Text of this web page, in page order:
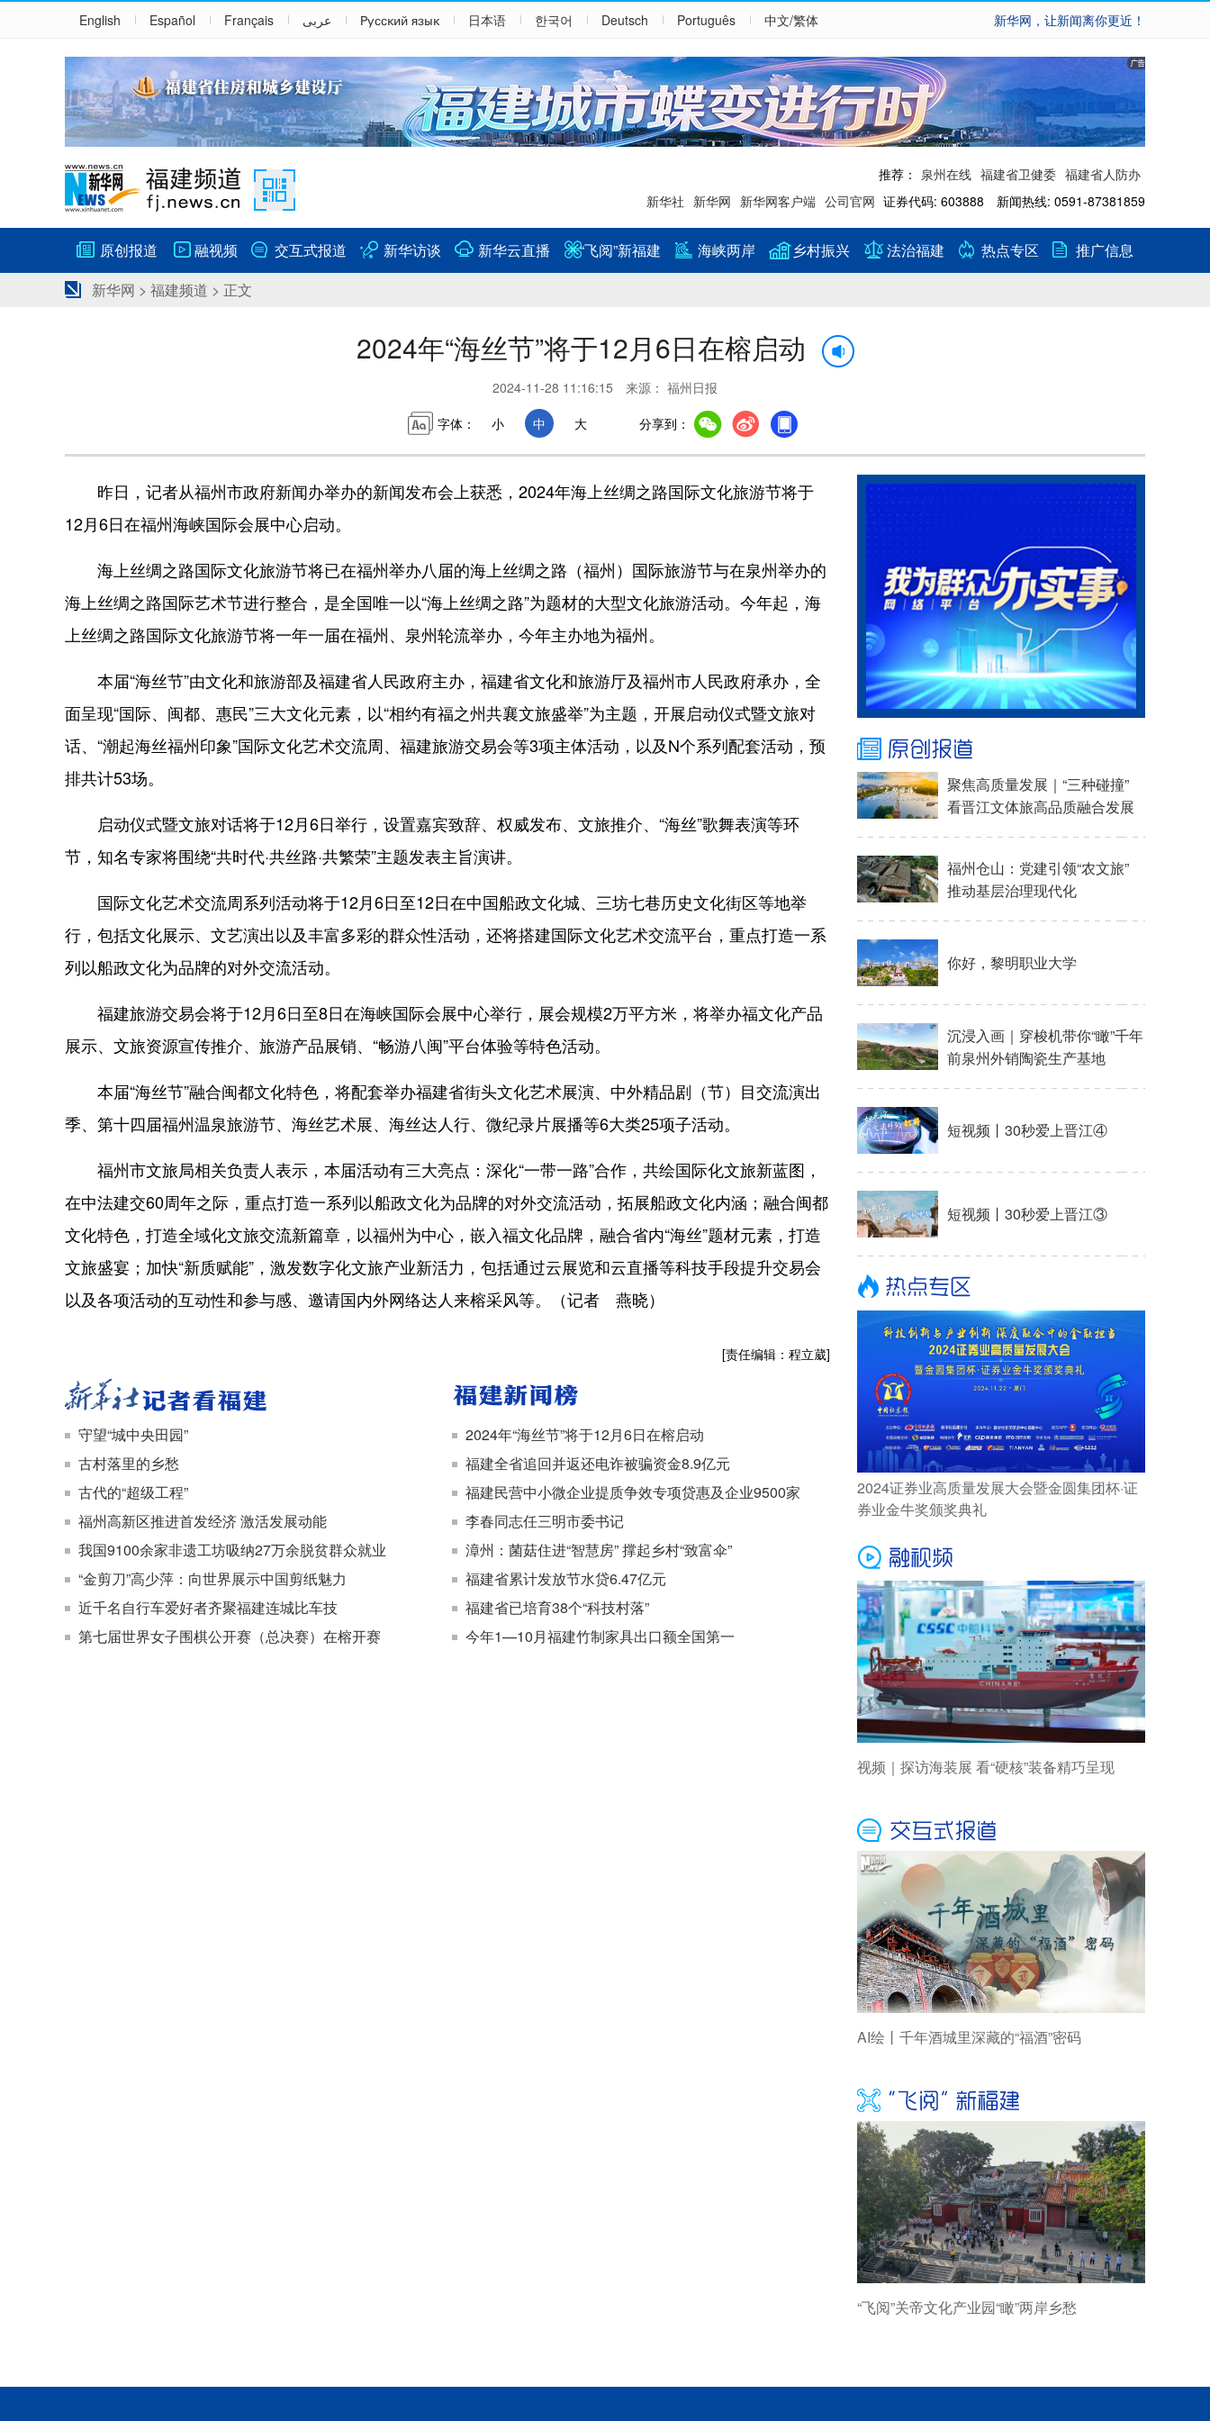
English Español Français عربى Русский язык 日本语 한국어 Deutsch Português 中文/繁体 新华网，让新闻离你更近！
推荐： 泉州在线 福建省卫健委 福建省人防办
新华社 新华网 新华网客户端 公司官网 证券代码: 603888 新闻热线: 0591-87381859
原创报道 融视频 交互式报道 新华访谈 新华云直播 “飞阅”新福建 海峡两岸 乡村振兴 法治福建 热点专区
推广信息
新华网 > 福建频道 > 正文
2024年“海丝节”将于12月6日在榕启动
2024-11-28 11:16:15 来源： 福州日报
字体：
小 中 大 分享到：
昨日，记者从福州市政府新闻办举办的新闻发布会上获悉，2024年海上丝绸之路国际文化旅游节将于
12月6日在福州海峡国际会展中心启动。
海上丝绸之路国际文化旅游节将已在福州举办八届的海上丝绸之路（福州）国际旅游节与在泉州举办的
海上丝绸之路国际艺术节进行整合，是全国唯一以“海上丝绸之路”为题材的大型文化旅游活动。今年起，海
上丝绸之路国际文化旅游节将一年一届在福州、泉州轮流举办，今年主办地为福州。
本届“海丝节”由文化和旅游部及福建省人民政府主办，福建省文化和旅游厅及福州市人民政府承办，全
面呈现“国际、闽都、惠民”三大文化元素，以“相约有福之州共襄文旅盛举”为主题，开展启动仪式暨文旅对
话、“潮起海丝福州印象”国际文化艺术交流周、福建旅游交易会等3项主体活动，以及N个系列配套活动，预
排共计53场。
启动仪式暨文旅对话将于12月6日举行，设置嘉宾致辞、权威发布、文旅推介、“海丝”歌舞表演等环
节，知名专家将围绕“共时代·共丝路·共繁荣”主题发表主旨演讲。
国际文化艺术交流周系列活动将于12月6日至12日在中国船政文化城、三坊七巷历史文化街区等地举
行，包括文化展示、文艺演出以及丰富多彩的群众性活动，还将搭建国际文化艺术交流平台，重点打造一系
列以船政文化为品牌的对外交流活动。
福建旅游交易会将于12月6日至8日在海峡国际会展中心举行，展会规模2万平方米，将举办福文化产品
展示、文旅资源宣传推介、旅游产品展销、“畅游八闽”平台体验等特色活动。
本届“海丝节”融合闽都文化特色，将配套举办福建省街头文化艺术展演、中外精品剧（节）目交流演出
季、第十四届福州温泉旅游节、海丝艺术展、海丝达人行、微纪录片展播等6大类25项子活动。
福州市文旅局相关负责人表示，本届活动有三大亮点：深化“一带一路”合作，共绘国际化文旅新蓝图，
在中法建交60周年之际，重点打造一系列以船政文化为品牌的对外交流活动，拓展船政文化内涵；融合闽都
文化特色，打造全域化文旅交流新篇章，以福州为中心，嵌入福文化品牌，融合省内“海丝”题材元素，打造
文旅盛宴；加快“新质赋能”，激发数字化文旅产业新活力，包括通过云展览和云直播等科技手段提升交易会
以及各项活动的互动性和参与感、邀请国内外网络达人来榕采风等。（记者 燕晓）
[责任编辑：程立葳]
守望“城中央田园”
古村落里的乡愁
古代的“超级工程”
福州高新区推进首发经济 激活发展动能
我国9100余家非遗工坊吸纳27万余脱贫群众就业
“金剪刀”高少萍：向世界展示中国剪纸魅力
近千名自行车爱好者齐聚福建连城比车技
第七届世界女子围棋公开赛（总决赛）在榕开赛
2024年“海丝节”将于12月6日在榕启动
福建全省追回并返还电诈被骗资金8.9亿元
福建民营中小微企业提质争效专项贷惠及企业9500家
李春同志任三明市委书记
漳州：菌菇住进“智慧房” 撑起乡村“致富伞”
福建省累计发放节水贷6.47亿元
福建省已培育38个“科技村落”
今年1—10月福建竹制家具出口额全国第一
聚焦高质量发展｜“三种碰撞”
看晋江文体旅高品质融合发展
福州仓山：党建引领“农文旅”
推动基层治理现代化
你好，黎明职业大学
沉浸入画｜穿梭机带你“瞰”千年
前泉州外销陶瓷生产基地
短视频丨30秒爱上晋江④
短视频丨30秒爱上晋江③
2024证券业高质量发展大会暨金圆集团杯·证
券业金牛奖颁奖典礼
视频｜探访海装展 看“硬核”装备精巧呈现
AI绘丨千年酒城里深藏的“福酒”密码
“飞阅”关帝文化产业园“瞰”两岸乡愁